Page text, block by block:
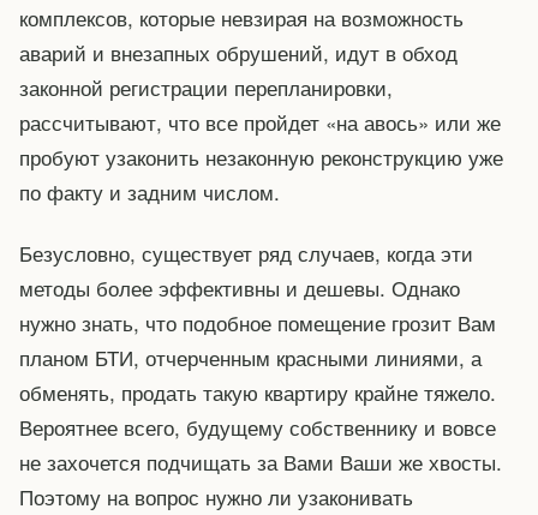
комплексов, которые невзирая на возможность
аварий и внезапных обрушений, идут в обход
законной регистрации перепланировки,
рассчитывают, что все пройдет «на авось» или же
пробуют узаконить незаконную реконструкцию уже
по факту и задним числом.
Безусловно, существует ряд случаев, когда эти
методы более эффективны и дешевы. Однако
нужно знать, что подобное помещение грозит Вам
планом БТИ, отчерченным красными линиями, а
обменять, продать такую квартиру крайне тяжело.
Вероятнее всего, будущему собственнику и вовсе
не захочется подчищать за Вами Ваши же хвосты.
Поэтому на вопрос нужно ли узаконивать